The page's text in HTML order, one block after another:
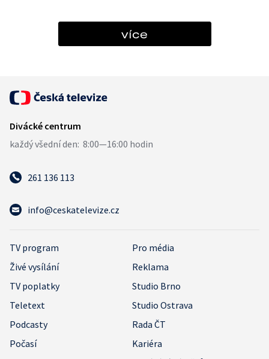
více
261 136 113
info@ceskatelevize.cz
TV program
Pro média
Živé vysílání
Reklama
TV poplatky
Studio Brno
Teletext
Studio Ostrava
Podcasty
Rada ČT
Počasí
Kariéra